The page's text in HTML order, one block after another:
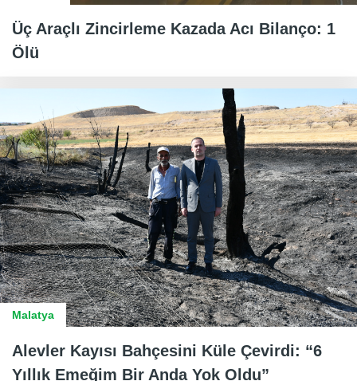
Üç Araçlı Zincirleme Kazada Acı Bilanço: 1
Ölü
Malatya
Alevler Kayısı Bahçesini Küle Çevirdi: “6
Yıllık Emeğim Bir Anda Yok Oldu”